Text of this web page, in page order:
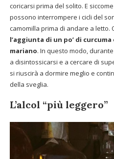
coricarsi prima del solito. E
possono interrompere i cicli del
camomilla prima di andare a letto.
l’aggiunta di un po’ di
mariano. In questo modo,
a disintossicarsi e a cercare di
si riuscirà a dormire meglio e
della sveglia.
L’alcol “più leggero”